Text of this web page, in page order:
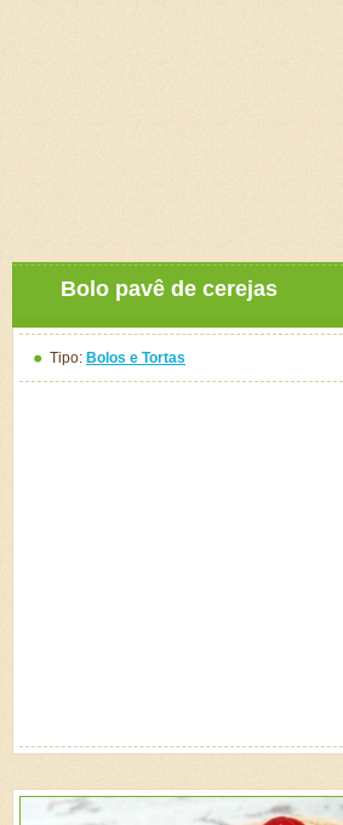
Bolo pavê de cerejas
Tipo: Bolos e Tortas